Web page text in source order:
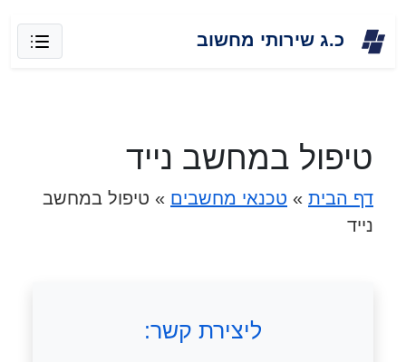
כ.ג שירותי מחשוב
טיפול במחשב נייד
דף הבית » טכנאי מחשבים » טיפול במחשב
נייד
ליצירת קשר: